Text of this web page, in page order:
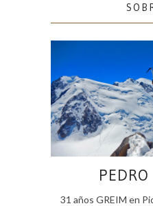
31 años GREIM en